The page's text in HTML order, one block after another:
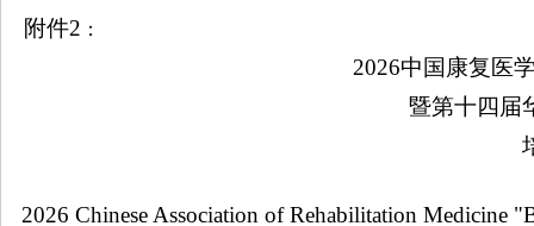
附件2 ：
2026中国康复医
暨第十四届
2026 Chinese Association of Rehabilitation Medicine